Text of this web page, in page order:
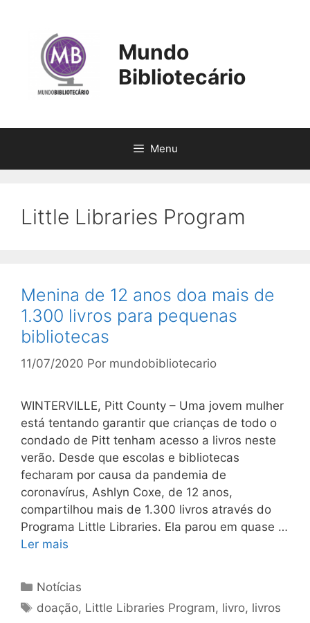
conteúdo
Mundo
Bibliotecário
Menu
Little Libraries Program
Menina de 12 anos doa mais de
1.300 livros para pequenas
bibliotecas
11/07/2020 Por mundobibliotecario
WINTERVILLE, Pitt County – Uma jovem mulher
está tentando garantir que crianças de todo o
condado de Pitt tenham acesso a livros neste
verão. Desde que escolas e bibliotecas
fecharam por causa da pandemia de
coronavírus, Ashlyn Coxe, de 12 anos,
compartilhou mais de 1.300 livros através do
Programa Little Libraries. Ela parou em quase …
Ler mais
Categorias
Notícias
Tags
doação, Little Libraries Program, livro, livros